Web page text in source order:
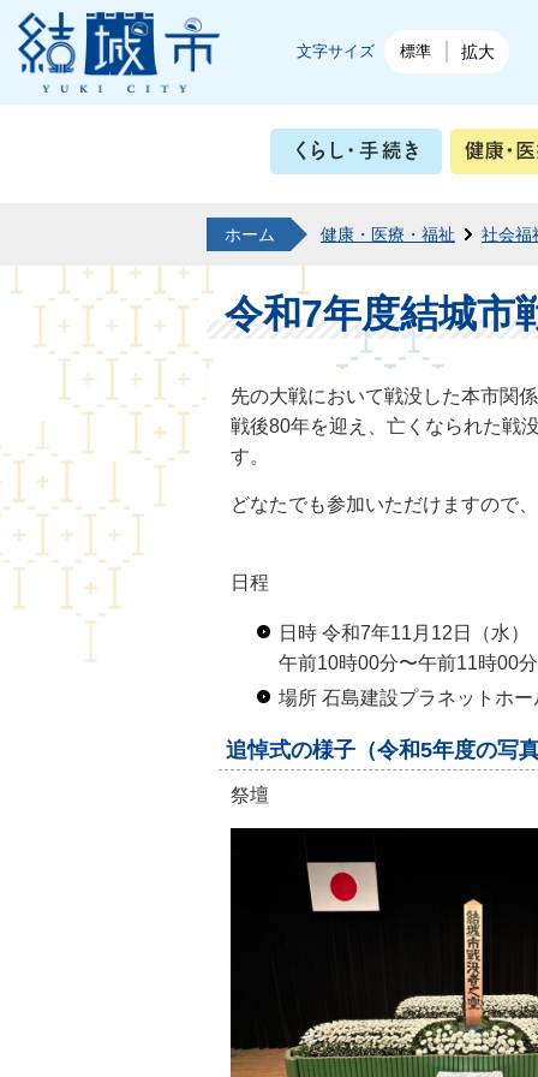
結城市公式ホームページ
文字サイズ 標準 拡大
くらし・
ホーム 健康・医療・福祉 社会福
令和7年度結城市
先の大戦において戦没した本市関
戦後80年を迎え、亡くなられた戦
す。
どなたでも参加いただけますので
日程
日時 令和7年11月12日（水）
午前10時00分〜午前11時00
場所 石島建設プラネットホ
追悼式の様子（令和5年度の写
祭壇